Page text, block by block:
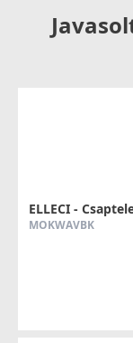
ELLECI -
MOKWAVBK